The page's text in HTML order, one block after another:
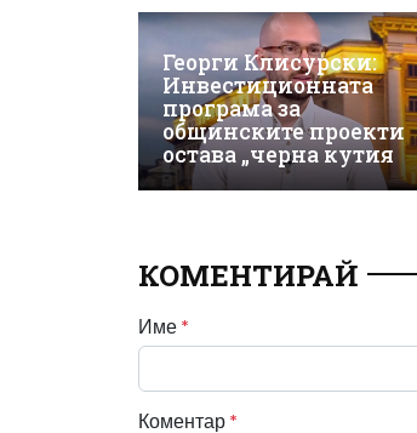
Георги Клисурски:
Инвестиционната
програма за
общинските проекти
остава „черна кутия
КОМЕНТИРАЙ
Име *
Коментар *